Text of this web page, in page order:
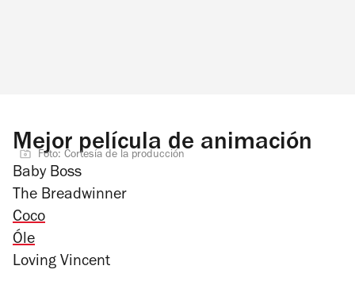
Mejor película de animación
Foto: Cortesía de la producción
Baby Boss
The Breadwinner
Coco
Óle
Loving Vincent